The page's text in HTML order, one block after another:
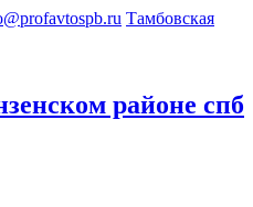
Тамбовская
районе спб